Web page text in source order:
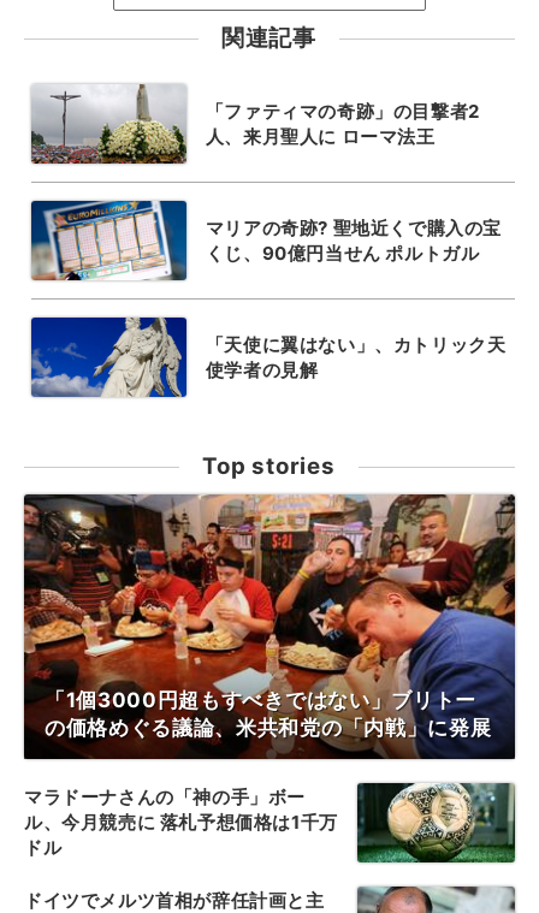
関連記事
「ファティマの奇跡」の目撃者2
人、来月聖人に ローマ法王
マリアの奇跡? 聖地近くで購入の宝
くじ、90億円当せん ポルトガル
「天使に翼はない」、カトリック天
使学者の見解
Top stories
「1個3000円超もすべきではない」ブリトー
の価格めぐる議論、米共和党の「内戦」に発展
マラドーナさんの「神の手」ボー
ル、今月競売に 落札予想価格は1千万
ドル
ドイツでメルツ首相が辞任計画と主